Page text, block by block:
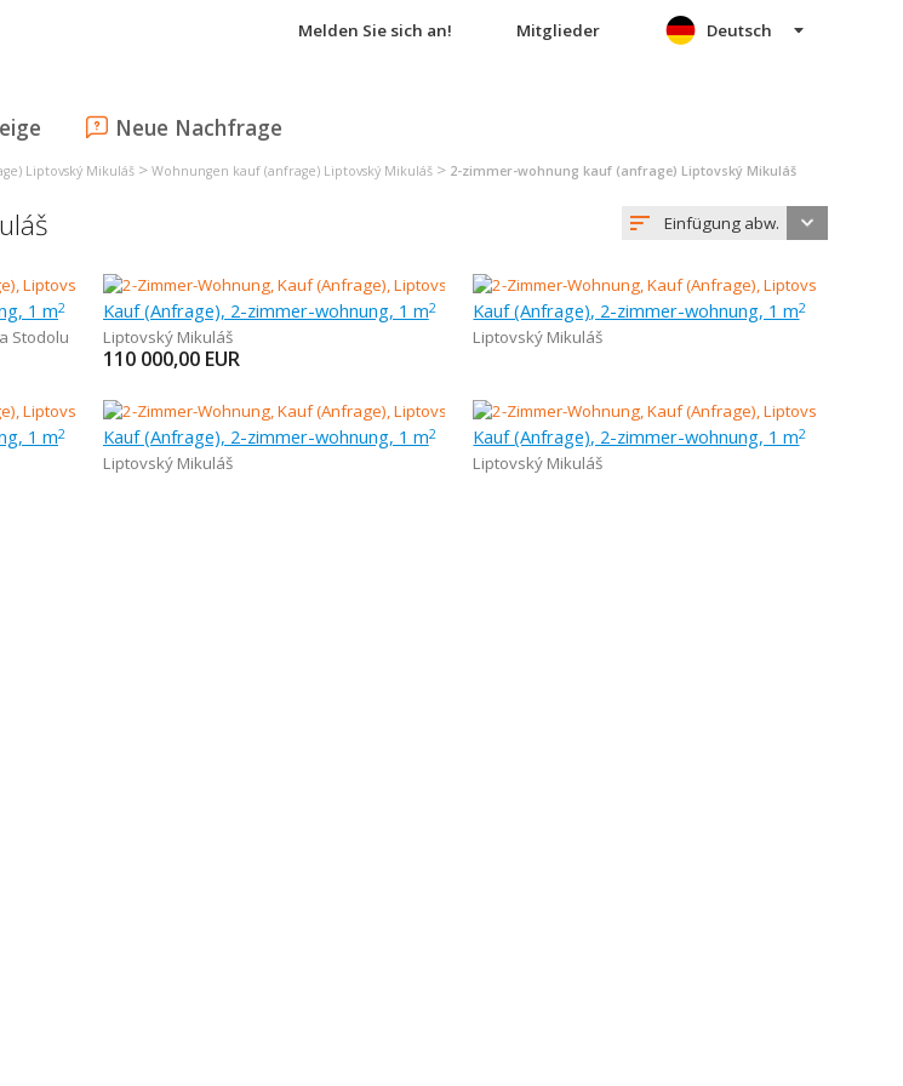
Melden Sie sich an! Mitglieder
Neue Nachfrage
Deutsch
Liptovský Mikuláš > Wohnungen kauf (anfrage) Liptovský Mikuláš > 2-zimmer-wohnung kauf (anfrage) Liptovský Mikuláš
Einfügung abw.
1 m2
Stodolu
Kauf (Anfrage), 2-zimmer-wohnung, 1 m2
Liptovský Mikuláš
110 000,00 EUR
Kauf (Anfrage), 2-zimmer-wohnung, 1 m2
Liptovský Mikuláš
1 m2 Kauf (Anfrage), 2-zimmer-wohnung, 1 m2
Liptovský Mikuláš
Kauf (Anfrage), 2-zimmer-wohnung, 1 m2
Liptovský Mikuláš